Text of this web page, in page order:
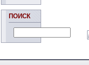
ПОИСК